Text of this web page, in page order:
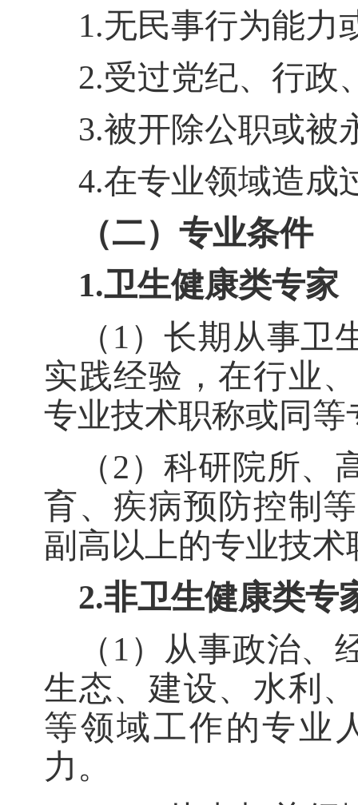
1.无民事行为能力
2.受过党纪、行政
3.被开除公职或被
4.在专业领域造成
（二）专业条件
1.卫生健康类专家
（ 1）长期从事卫
实践经验，在行业
专业技术职称或同等
（2）科研院所、
育、疾病预防控制
副高以上的专业技
2.非卫生健康类专
（ 1）从事政治、
生态、建设、水利
等领域工作的专业
力。